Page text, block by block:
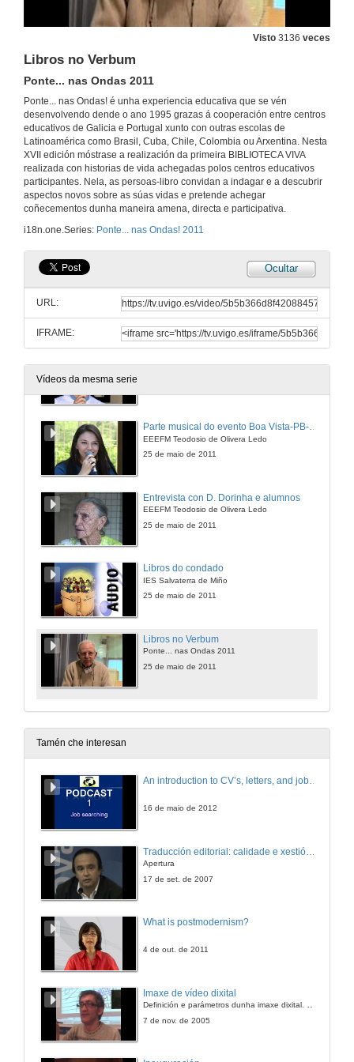
Visto 3136 veces
Libros no Verbum
Ponte... nas Ondas 2011
Ponte... nas Ondas! é unha experiencia educativa que se vén
desenvolvendo dende o ano 1995 grazas á cooperación entre centros
educativos de Galicia e Portugal xunto con outras escolas de
Latinoamérica como Brasil, Cuba, Chile, Colombia ou Arxentina. Nesta
XVII edición móstrase a realización da primeira BIBLIOTECA VIVA
realizada con historias de vida achegadas polos centros educativos
participantes. Nela, as persoas-libro convidan a indagar e a descubrir
aspectos novos sobre as súas vidas e pretende achegar
coñecementos dunha maneira amena, directa e participativa.
i18n.one.Series: Ponte... nas Ondas! 2011
Ocultar
URL:
IFRAME:
Vídeos da mesma serie
Libros vivos cubanos
Escola Che Guevara
25 de maio de 2011
IES San Rosendo Mondoñedo
25 de maio de 2011
Tradições
Agrupamento de Escolas de Escariz
23 de maio de 2011
Un Terrible Libro Vivo
IES Terra de Turonio
CERCI Espinho
25 de maio de 2011
Parte musical do evento Boa Vista-PB-BR
EEEFM Teodosio de Olivera Ledo
25 de maio de 2011
Entrevista con D. Dorinha e alumnos
EEEFM Teodosio de Olivera Ledo
25 de maio de 2011
Libros do condado
IES Salvaterra de Miño
25 de maio de 2011
Libros no Verbum
Ponte... nas Ondas 2011
25 de maio de 2011
Tamén che interesan
An introduction to CV’s, letters, and job searching
16 de maio de 2012
Apertura
17 de set. de 2007
What is postmodernism?
4 de out. de 2011
Imaxe de vídeo dixital
Definición e parámetros dunha imaxe dixital. Resolución e Aspecto. Profundidade da cor. Compresión. Frame por segundo. Entrelazado. Campos, cadros
7 de nov. de 2005